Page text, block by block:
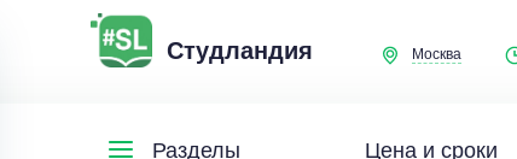
Студландия Москва
Разделы Цена и сроки